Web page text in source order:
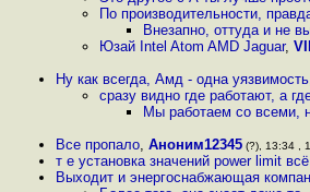
По производительности,
Внезапно, оттуда и не
Юзай Intel Atom AMD Jaguar,
Ну как всегда, Амд - одна
сразу видно где работают, а
Мы работаем со всеми,
Все пропало, Аноним12345 (?), 13:34 ,
т е установка значений power limit всё
Выходит и энергоснабжающая